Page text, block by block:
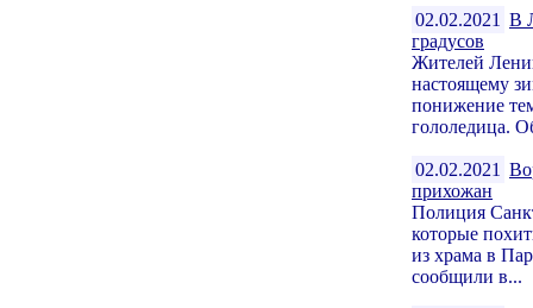
02.02.2021 В
градусов
Жителей
настоящему
понижение
гололедица.
02.02.2021
прихожан
Полиция
которые
из храма в
сообщили в...